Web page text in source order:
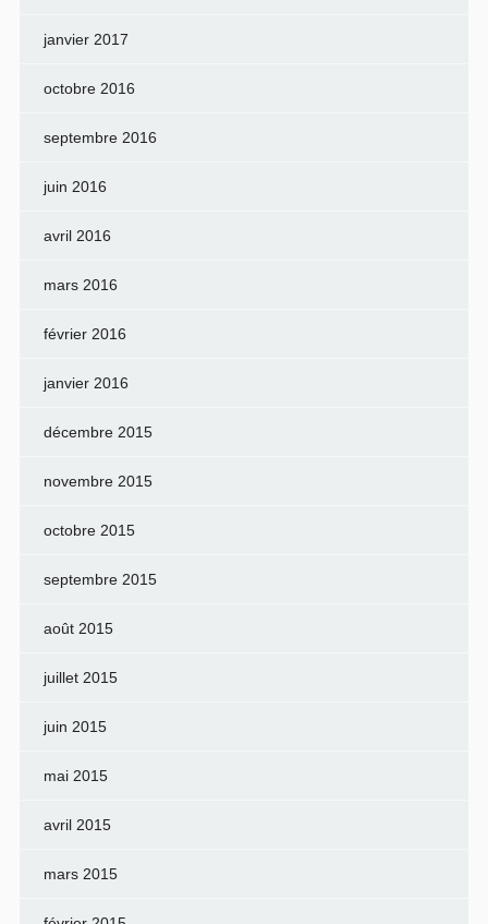
janvier 2017
octobre 2016
septembre 2016
juin 2016
avril 2016
mars 2016
février 2016
janvier 2016
décembre 2015
novembre 2015
octobre 2015
septembre 2015
août 2015
juillet 2015
juin 2015
mai 2015
avril 2015
mars 2015